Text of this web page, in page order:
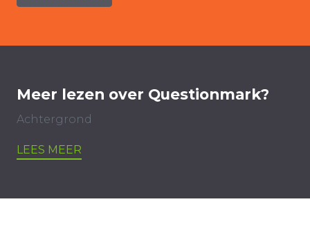
Meer lezen over Questionmark?
Achtergrond
LEES MEER